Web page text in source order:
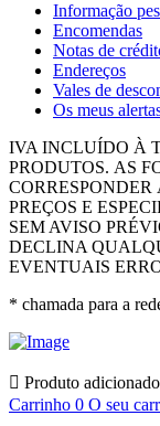
Informação
Encomendas
Notas de
Endereços
Vales de
Os meus
IVA INCLUÍDO À
PRODUTOS. AS
CORRESPONDER
PREÇOS E
SEM AVISO
DECLINA
EVENTUAIS
* chamada para a
 Produto
Carrinho 0 O seu